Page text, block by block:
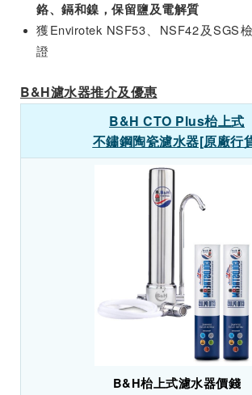
鉻、鎘和鎳，保留鹽及電解質
獲Envirotek NSF53、NSF42及SGS
證
B&H濾水器推介及優惠
B&H CTO Plus枱上式
不鏽鋼陶瓷濾水器[原廠行
B&H枱上式濾水器價錢